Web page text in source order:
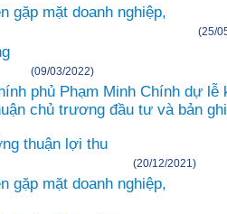
gặp mặt doanh nghiệp,
(25/
(09/03/2022)
phủ Phạm Minh Chính dự lễ
chủ trương đầu tư và bản
thuận lợi thu
(20/12/2021)
gặp mặt doanh nghiệp,